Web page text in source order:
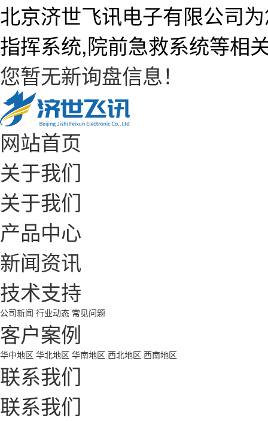
北京济世飞讯电子有限公司
指挥系统,院前急救系统等相
您暂无新询盘信息！
网站首页
关于我们
关于我们
产品中心
新闻资讯
技术支持
公司新闻 行业动态 常见问题
客户案例
华中地区 华北地区 华南地区 西北地区 西南地区
联系我们
联系我们